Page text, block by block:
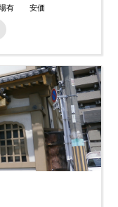
有 安価